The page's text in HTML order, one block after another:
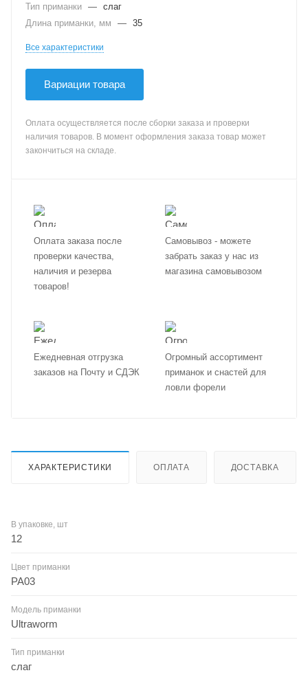
Тип приманки — слаг
Длина приманки, мм
— 35
Все характеристики
Вариации товара
Оплата осуществляется после сборки заказа и проверки
наличия товаров. В момент оформления заказа товар может
закончиться на складе.
Оплата заказа после
проверки качества,
наличия и резерва
товаров!
Самовывоз - можете
забрать заказ у нас из
магазина самовывозом
Ежедневная отгрузка
заказов на Почту и СДЭК
Огромный ассортимент
приманок и снастей для
ловли форели
ХАРАКТЕРИСТИКИ ОПЛАТА ДОСТАВКА
В упаковке, шт
12
Цвет приманки
PA03
Модель приманки
Ultraworm
Тип приманки
слаг